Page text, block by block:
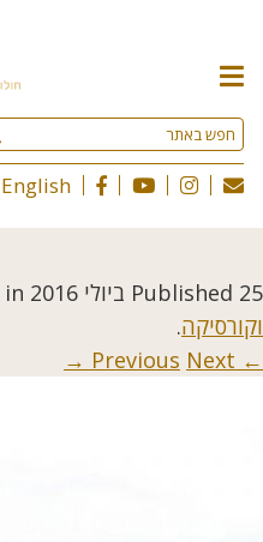
תפריט
האתר
English
Published 25 ביולי 2016 in
וקורסיקה.
← Previous
Next →